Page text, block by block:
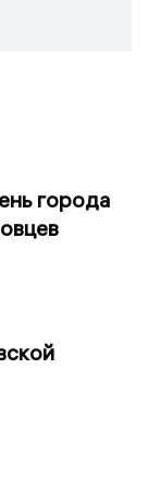
города